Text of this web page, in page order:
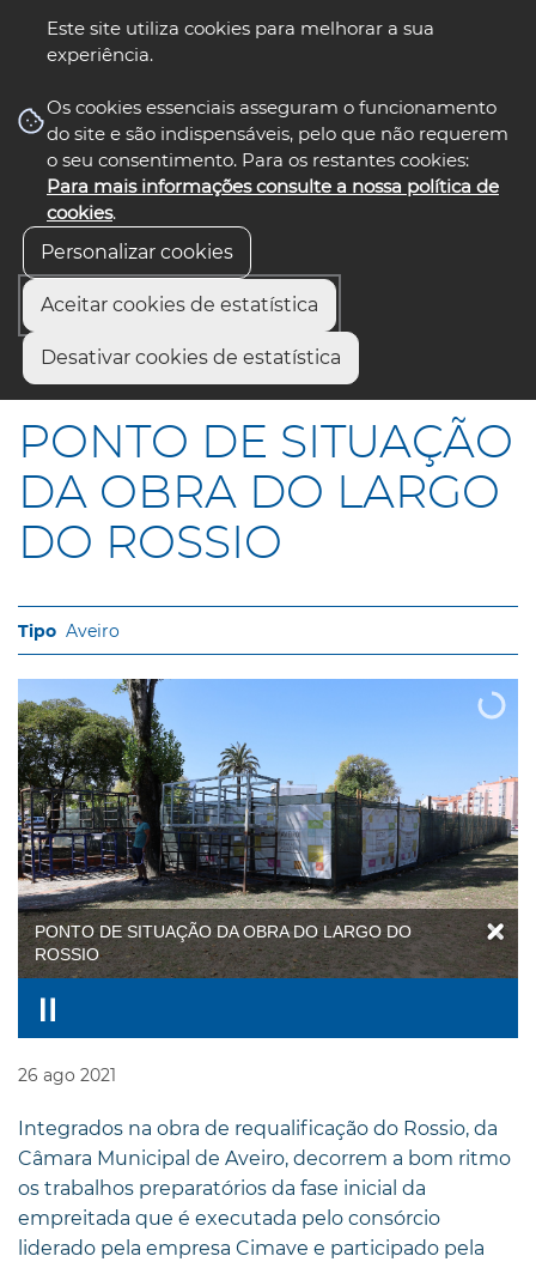
Este site utiliza cookies para melhorar a sua
experiência.
Os cookies essenciais asseguram o funcionamento
do site e são indispensáveis, pelo que não requerem
o seu consentimento. Para os restantes cookies:
Para mais informações consulte a nossa política de
cookies.
Personalizar cookies
Aceitar cookies de estatística
Desativar cookies de estatística
nos select language
Início
PONTO DE SITUAÇÃO DA OBRA DO LARGO DO ROSSIO
PONTO DE SITUAÇÃO
DA OBRA DO LARGO
DO ROSSIO
Aveiro
PONTO DE SITUAÇÃO DA OBRA DO LARGO DO
ROSSIO
26 ago 2021
Integrados na obra de requalificação do Rossio, da
Câmara Municipal de Aveiro, decorrem a bom ritmo
os trabalhos preparatórios da fase inicial da
empreitada que é executada pelo consórcio
liderado pela empresa Cimave e participado pela